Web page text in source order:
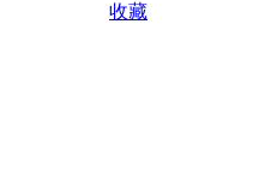
收藏